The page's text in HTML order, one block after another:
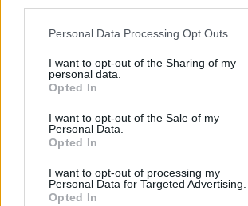
Personal Data Processing Opt Outs
I want to opt-out of the Sharing of my
personal data.
Opted In
I want to opt-out of the Sale of my
Personal Data.
Opted In
I want to opt-out of processing my
Personal Data for Targeted Advertising.
Opted In
TAIP PAT
Horoskopai